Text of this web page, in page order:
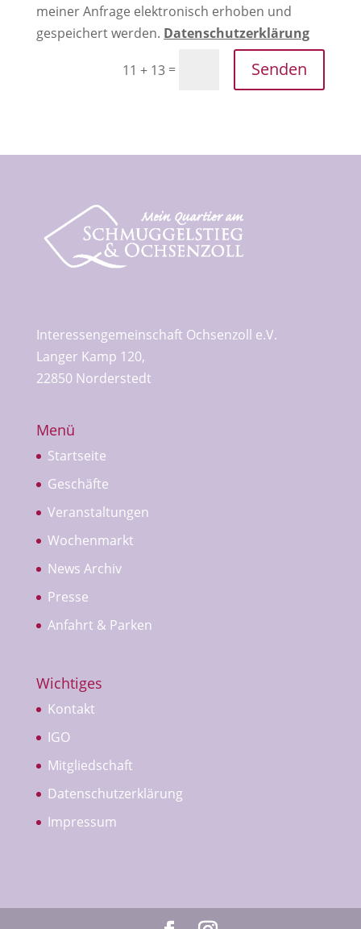
meiner Anfrage elektronisch erhoben und
gespeichert werden. Datenschutzerklärung
11 + 13 = Senden
Interessengemeinschaft Ochsenzoll e.V.
Langer Kamp 120,
22850 Norderstedt
Menü
Startseite
Geschäfte
Veranstaltungen
Wochenmarkt
News Archiv
Presse
Anfahrt & Parken
Wichtiges
Kontakt
IGO
Mitgliedschaft
Datenschutzerklärung
Impressum